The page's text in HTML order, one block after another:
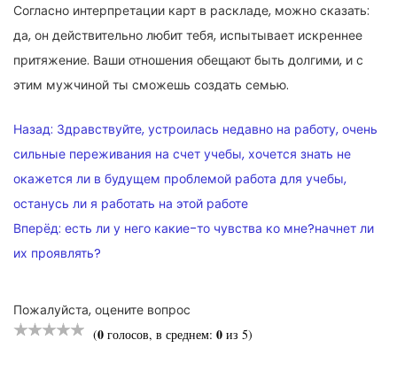
Согласно интерпретации карт в раскладе, можно сказать:
да, он действительно любит тебя, испытывает искреннее
притяжение. Ваши отношения обещают быть долгими, и с
этим мужчиной ты сможешь создать семью.
НАВИГАЦИЯ
ПО
ЗАПИСЯМ
Назад: Здравствуйте, устроилась недавно на работу, очень
сильные переживания на счет учебы, хочется знать не
окажется ли в будущем проблемой работа для учебы,
останусь ли я работать на этой работе
Вперёд: есть ли у него какие-то чувства ко мне?начнет ли
их проявлять?
Пожалуйста, оцените вопрос
(0 голосов, в среднем: 0 из 5)